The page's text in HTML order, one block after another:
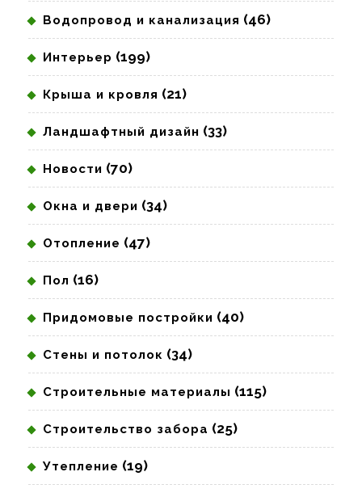
Водопровод и канализация (46)
Интерьер (199)
Крыша и кровля (21)
Ландшафтный дизайн (33)
Новости (70)
Окна и двери (34)
Отопление (47)
Пол (16)
Придомовые постройки (40)
Стены и потолок (34)
Строительные материалы (115)
Строительство забора (25)
Утепление (19)